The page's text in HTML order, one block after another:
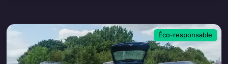
Éco-responsable